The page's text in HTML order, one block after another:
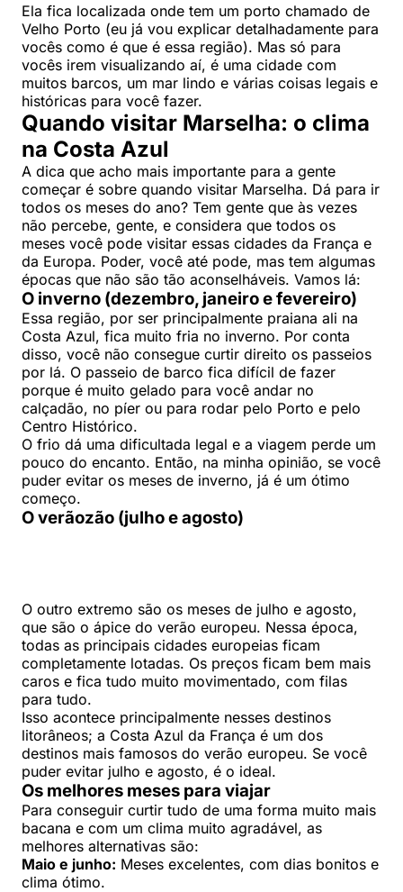
Ela fica localizada onde tem um porto chamado de
Velho Porto (eu já vou explicar detalhadamente para
vocês como é que é essa região). Mas só para
vocês irem visualizando aí, é uma cidade com
muitos barcos, um mar lindo e várias coisas legais e
históricas para você fazer.
Quando visitar Marselha: o clima
na Costa Azul
A dica que acho mais importante para a gente
começar é sobre quando visitar Marselha. Dá para ir
todos os meses do ano? Tem gente que às vezes
não percebe, gente, e considera que todos os
meses você pode visitar essas cidades da França e
da Europa. Poder, você até pode, mas tem algumas
épocas que não são tão aconselháveis. Vamos lá:
O inverno (dezembro, janeiro e fevereiro)
Essa região, por ser principalmente praiana ali na
Costa Azul, fica muito fria no inverno. Por conta
disso, você não consegue curtir direito os passeios
por lá. O passeio de barco fica difícil de fazer
porque é muito gelado para você andar no
calçadão, no píer ou para rodar pelo Porto e pelo
Centro Histórico.
O frio dá uma dificultada legal e a viagem perde um
pouco do encanto. Então, na minha opinião, se você
puder evitar os meses de inverno, já é um ótimo
começo.
O verãozão (julho e agosto)
O outro extremo são os meses de julho e agosto,
que são o ápice do verão europeu. Nessa época,
todas as principais cidades europeias ficam
completamente lotadas. Os preços ficam bem mais
caros e fica tudo muito movimentado, com filas
para tudo.
Isso acontece principalmente nesses destinos
litorâneos; a Costa Azul da França é um dos
destinos mais famosos do verão europeu. Se você
puder evitar julho e agosto, é o ideal.
Os melhores meses para viajar
Para conseguir curtir tudo de uma forma muito mais
bacana e com um clima muito agradável, as
melhores alternativas são:
Maio e junho: Meses excelentes, com dias bonitos e
clima ótimo.